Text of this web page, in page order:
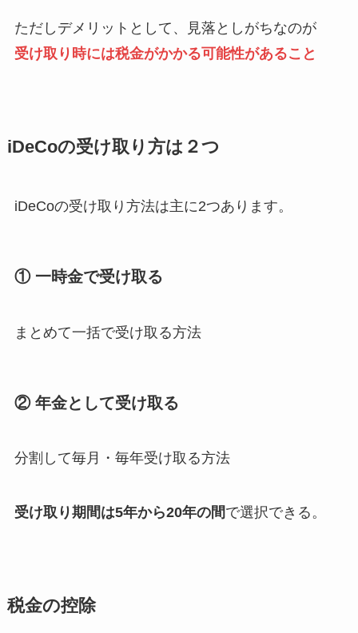
ただしデメリットとして、見落としがちなのが
受け取り時には税金がかかる可能性があること
iDeCoの受け取り方は２つ
iDeCoの受け取り方法は主に2つあります。
① 一時金で受け取る
まとめて一括で受け取る方法
② 年金として受け取る
分割して毎月・毎年受け取る方法
受け取り期間は5年から20年の間で選択できる。
税金の控除